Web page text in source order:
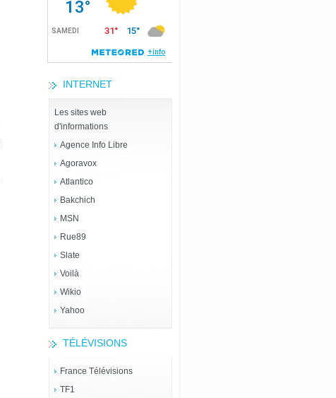
INTERNET
Les sites web
d'informations
Agence Info Libre
Agoravox
Atlantico
Bakchich
MSN
Rue89
Slate
Voilà
Wikio
Yahoo
TÉLÉVISIONS
France Télévisions
TF1